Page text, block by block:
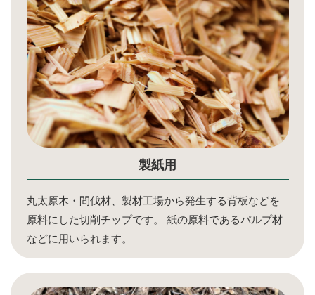
製紙用
丸太原木・間伐材、製材工場から発生する背板などを
原料にした切削チップです。 紙の原料であるパルプ材
などに用いられます。